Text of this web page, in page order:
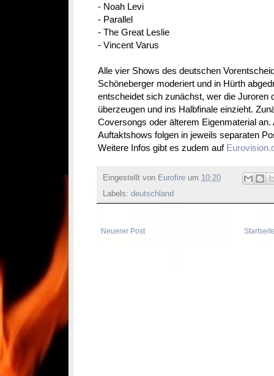
- Noah Levi
- Parallel
- The Great Leslie
- Vincent Varus
Alle vier Shows des deutschen
Schöneberger moderiert und in Hürth
entscheidet sich zunächst, wer die Juroren
überzeugen und ins Halbfinale einzieht.
Coversongs oder älterem Eigenmaterial
Auftaktshows folgen in jeweils separaten
Weitere Infos gibt es zudem auf
Eingestellt von Eurofire um 10:20
Labels: deutschland
Neuerer Post